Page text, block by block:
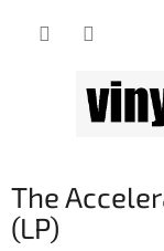
The
(LP)